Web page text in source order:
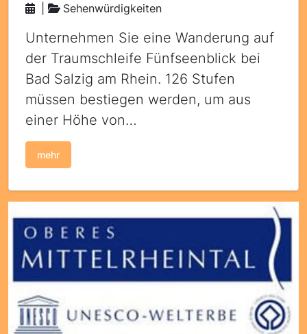
Sehenwürdigkeiten
Unternehmen Sie eine Wanderung auf
der Traumschleife Fünfseenblick bei
Bad Salzig am Rhein. 126 Stufen
müssen bestiegen werden, um aus
einer Höhe von…
mehr